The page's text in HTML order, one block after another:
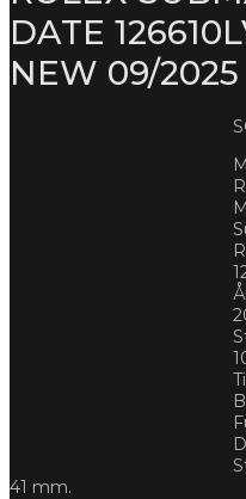
DATE
NEW 09/2025
41 mm.